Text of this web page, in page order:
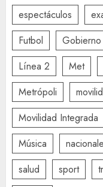
espectáculos
Futbol
Línea 2
Met
Metrópoli
Movilidad Integrada
Música
salud
sport